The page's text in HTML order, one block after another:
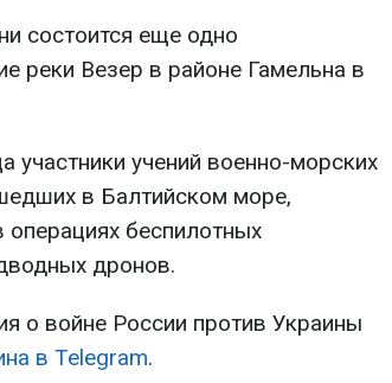
состоится еще одно
реки Везер в районе Гамельна в
участники учений военно-морских
в Балтийском море,
операциях беспилотных
дронов.
о войне России против Украины
в Telegram.